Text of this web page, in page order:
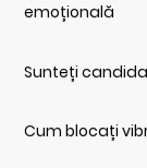
emoțională
Sunteți
Cum blocați